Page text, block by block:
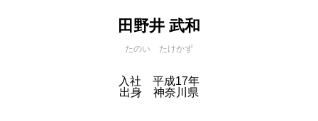
田野井 武和
たのい たけかず
入社 平成17年
出身 神奈川県